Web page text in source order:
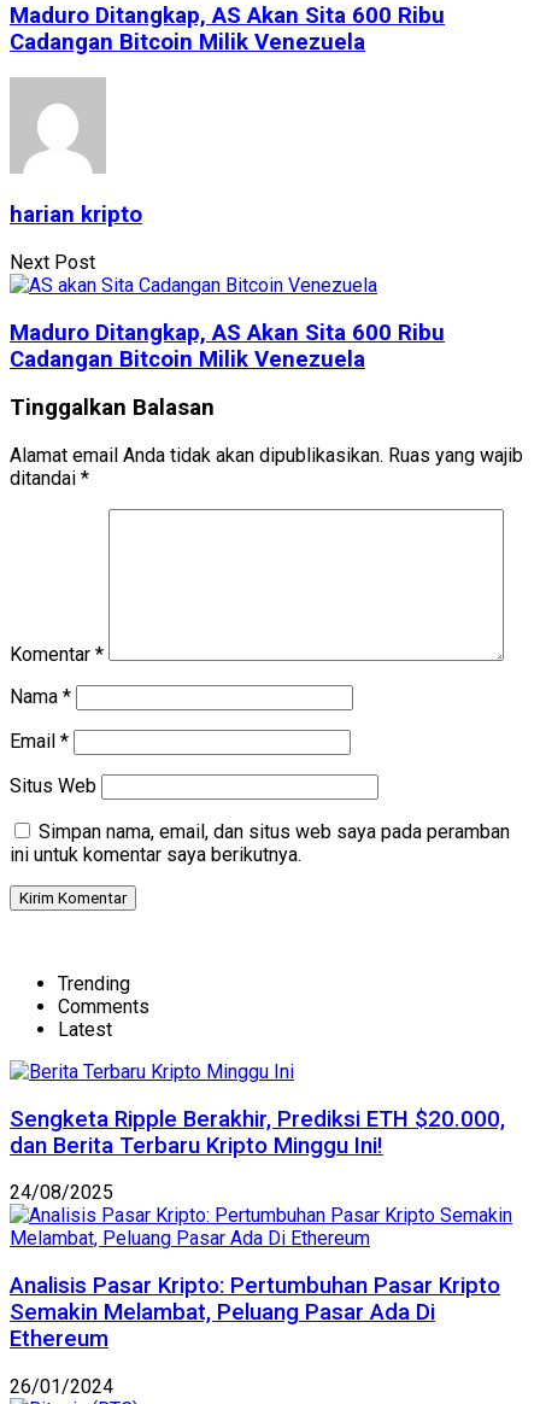
Maduro Ditangkap, AS Akan Sita 600 Ribu
Cadangan Bitcoin Milik Venezuela
harian kripto
Next Post
Maduro Ditangkap, AS Akan Sita 600 Ribu
Cadangan Bitcoin Milik Venezuela
Tinggalkan Balasan
Alamat email Anda tidak akan dipublikasikan. Ruas yang wajib
ditandai *
Komentar *
Nama *
Email *
Situs Web
Simpan nama, email, dan situs web saya pada peramban
ini untuk komentar saya berikutnya.
Trending
Comments
Latest
Sengketa Ripple Berakhir, Prediksi ETH $20.000,
dan Berita Terbaru Kripto Minggu Ini!
24/08/2025
Analisis Pasar Kripto: Pertumbuhan Pasar Kripto
Semakin Melambat, Peluang Pasar Ada Di
Ethereum
26/01/2024